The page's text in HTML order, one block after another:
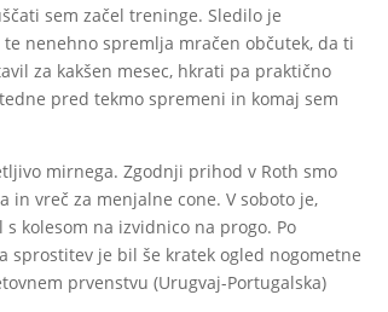
sem začel treninge. Sledilo je
nenehno spremlja mračen občutek, da ti
za kakšen mesec, hkrati pa praktično
pred tekmo spremeni in komaj sem
mirnega. Zgodnji prihod v Roth smo
in vreč za menjalne cone. V soboto je,
kolesom na izvidnico na progo. Po
je bil še kratek ogled nogometne
prvenstvu (Urugvaj-Portugalska)